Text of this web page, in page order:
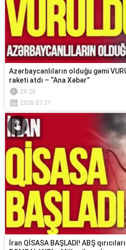
Azərbaycanlıların olduğu gəmi
raketi atdı – “Ana Xəbər”
29:20
2026.07.31
İran QİSASA BAŞLADI! ABŞ